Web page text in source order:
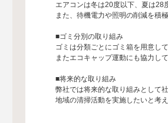
エアコンは冬は20度以下、夏は28
また、待機電力や照明の削減を積
■ゴミ分別の取り組み
ゴミは分類ごとにゴミ箱を用意し
またエコキャップ運動にも協力して
■将来的な取り組み
弊社では将来的な取り組みとして
地域の清掃活動を実施したいと考え